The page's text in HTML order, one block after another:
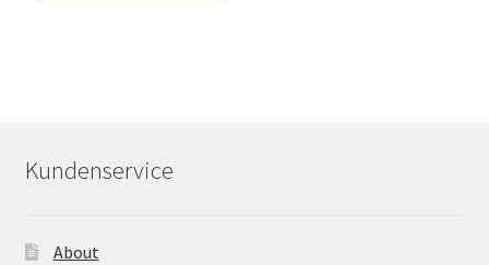
Kundenservice
About